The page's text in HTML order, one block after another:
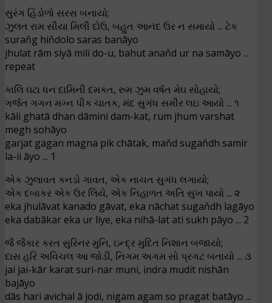
સુરંગ હિંડોળો સરસ બનાયો;
ઝુલત રામ સીયા મિલી દોઉ, બહુત આનંદ ઉર ન સમાયો ... ટેક
suraňg hiňdolo saras banāyo
jhulat rām siyā mili do-u, bahut anaňd ur na samāyo ...
repeat
કાલિ ઘટા ધન દામિની દમકત, રુમ ઝુમ વર્ષત મેઘ સોહાયો;
ગર્જત ગગન મગ્ન પીક ચાતક, મંદ સુગંધ સમીર લઇ આયો ... ૧
kāli ghatā dhan dāmini dam-kat, rum jhum varshat
megh sohāyo
garjat gagan magna pik chātak, maňd sugaňdh samir
la-ii āyo ... 1
એક ઝુલાવત કનડો ગાવત, એક નાચત સુગંધ લગાયો;
એક દબાકર એક ઉર લિયે, એક નિહાળત અતિ સુખ પાયો ... ૨
eka jhulāvat kanado gāvat, eka nāchat sugaňdh lagāyo
eka dabākar eka ur liye, eka nihā-lat ati sukh pāyo ... 2
જૈ જૈકાર કરત સુરિનર મુનિ, ઇન્દ્ર મુદિત નિશાન બજાયો;
દાસ હરિ અવિચલ આ જોડી, નિગમ અગમ સો પ્રગટ બતાયો ... ૩
jai jai-kār karat suri-nar muni, indra mudit nishān
bajāyo
dās hari avichal ā jodi, nigam agam so pragat batāyo ...